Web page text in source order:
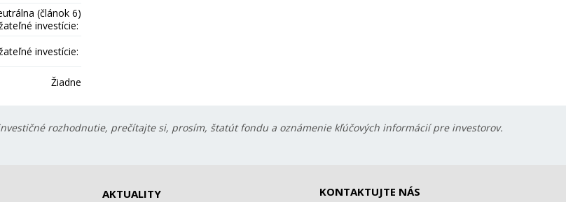
(článok 6)
investície:
investície:
Žiadne
rozhodnutie, prečítajte si, prosím, štatút fondu a oznámenie kľúčových informácií pre investorov.
AKTUALITY KONTAKTUJTE NÁS